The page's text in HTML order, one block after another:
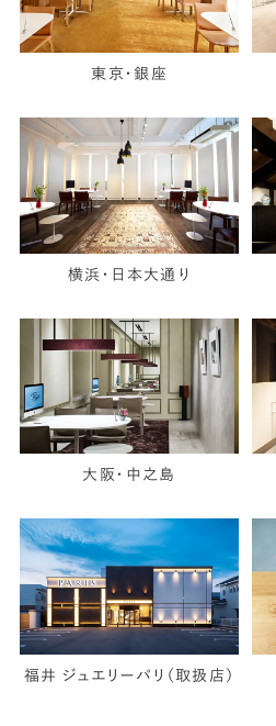
東京・銀座
横浜・日本大通り
大阪・中之島
福井 ジュエリーパリ（取扱店）